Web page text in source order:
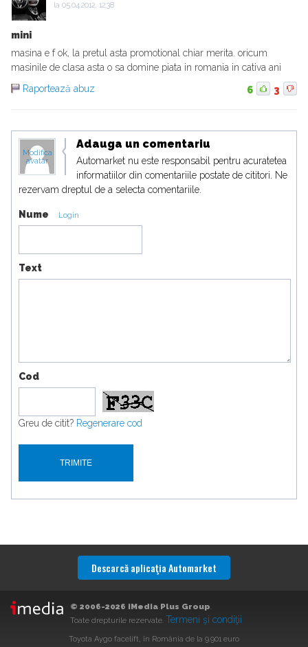
la 05.04.2012, 12:38
mini
masina e f ok, la pretul asta promotional chiar merita. oricum
masinile de clasa asta o sa domine piata in romania in cativa ani
Raportează abuz
6 3
Modifica
avatar
Adauga un comentariu
Automarket nu este responsabil pentru acuratetea
informatiilor din comentariile postate de cititori. Ne
rezervam dreptul de a selecta comentariile.
Nume Login
Text
Cod
Greu de citit? Regenerare cod
Descarcă aplicaţia Automarket
© 2006-2026 iMedia Plus Group.
Toate drepturile rezervate. Termeni şi condiţii
Toyota Aygo facelift, în România de la 9.901 euro